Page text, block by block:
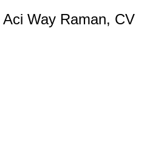
Aci Way Raman, CV